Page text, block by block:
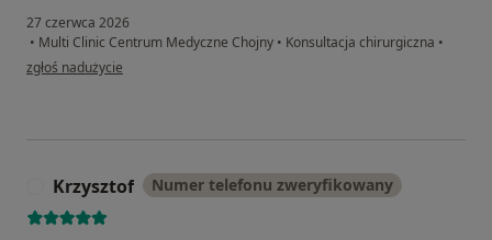
27 czerwca 2026
• Multi Clinic Centrum Medyczne Chojny • Konsultacja chirurgiczna •
w opinii użytkownika Szymon
zgłoś nadużycie
Krzysztof Numer telefonu zweryfikowany